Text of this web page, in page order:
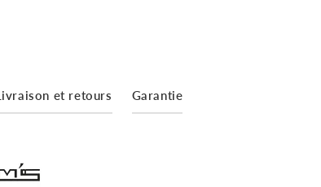
et retours Garantie